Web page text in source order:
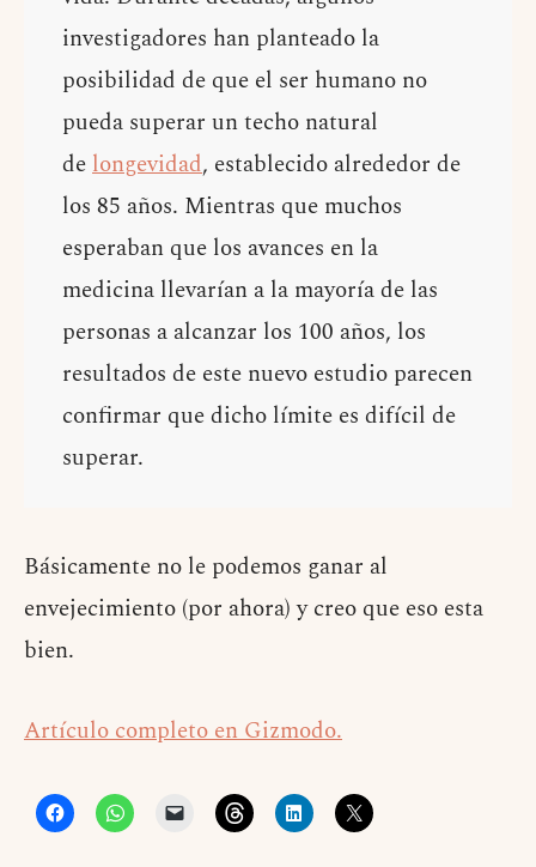
investigadores han planteado la
posibilidad de que el ser humano no
pueda superar un techo natural
delongevidad, establecido alrededor de
los 85 años. Mientras que muchos
esperaban que los avances en la
medicina llevarían a la mayoría de las
personas a alcanzar los 100 años, los
resultados de este nuevo estudio parecen
confirmar que dicho límite es difícil de
superar.
Básicamente no le podemos ganar al
envejecimiento (por ahora) y creo que eso esta
bien.
Artículo completo en Gizmodo.